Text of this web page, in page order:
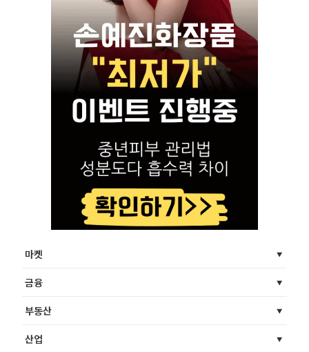
마켓
금융
부동산
산업